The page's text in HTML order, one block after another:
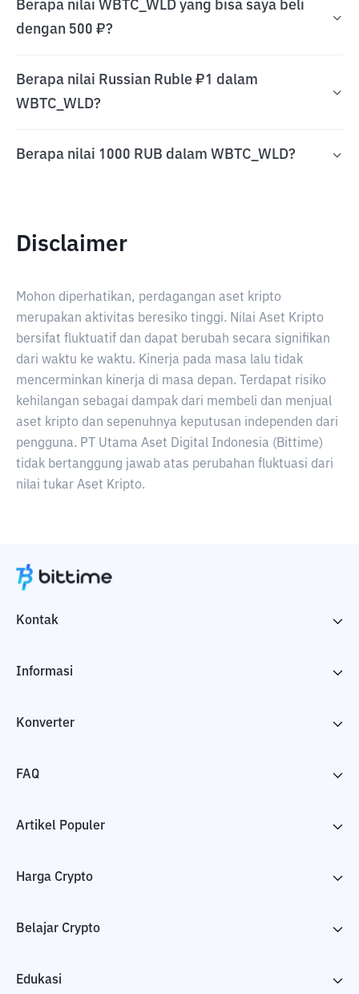
Berapa nilai WBTC_WLD yang bisa saya beli
dengan 500 ₽?
Berapa nilai Russian Ruble ₽1 dalam
WBTC_WLD?
Berapa nilai 1000 RUB dalam WBTC_WLD?
Disclaimer
Mohon diperhatikan, perdagangan aset kripto
merupakan aktivitas beresiko tinggi. Nilai Aset Kripto
bersifat fluktuatif dan dapat berubah secara signifikan
dari waktu ke waktu. Kinerja pada masa lalu tidak
mencerminkan kinerja di masa depan. Terdapat risiko
kehilangan sebagai dampak dari membeli dan menjual
aset kripto dan sepenuhnya keputusan independen dari
pengguna. PT Utama Aset Digital Indonesia (Bittime)
tidak bertanggung jawab atas perubahan fluktuasi dari
nilai tukar Aset Kripto.
Kontak
Informasi
Konverter
FAQ
Artikel Populer
Harga Crypto
Belajar Crypto
Edukasi